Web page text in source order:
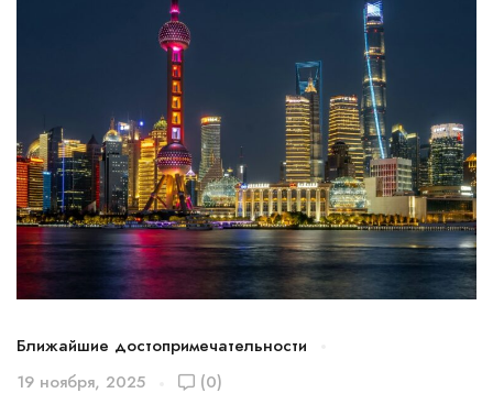
Ближайшие достопримечательности
19 ноября, 2025
(0)